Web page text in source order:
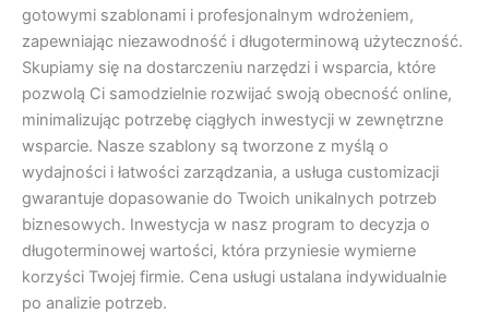
gotowymi szablonami i profesjonalnym wdrożeniem,
zapewniając niezawodność i długoterminową użyteczność.
Skupiamy się na dostarczeniu narzędzi i wsparcia, które
pozwolą Ci samodzielnie rozwijać swoją obecność online,
minimalizując potrzebę ciągłych inwestycji w zewnętrzne
wsparcie. Nasze szablony są tworzone z myślą o
wydajności i łatwości zarządzania, a usługa customizacji
gwarantuje dopasowanie do Twoich unikalnych potrzeb
biznesowych. Inwestycja w nasz program to decyzja o
długoterminowej wartości, która przyniesie wymierne
korzyści Twojej firmie. Cena usługi ustalana indywidualnie
po analizie potrzeb.